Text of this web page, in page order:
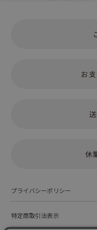
お
休
プライバシーポリシー
特定商取引法表示